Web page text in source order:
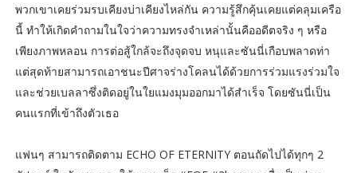
พวกเขาเคยร่วมรบเคียงบ่าเคียงไหล่กัน ความรู้สึกคุ้นเคยแต่คลุมเครือ
นี้ ทำให้เกิดคำถามในใจว่าความทรงจำเหล่านั้นคืออดีตจริง ๆ หรือ
เพียงภาพหลอน การต่อสู้ใกล้จะถึงจุดจบ หนุและซันนี่เกือบพลาดท่า
แต่สุดท้ายสามารถเอาชนะปีศาจร่างโคลนได้ด้วยการร่วมแรงร่วมใจ
และช่วยเบลลาซึ่งติดอยู่ในใยแมงมุมออกมาได้สำเร็จ โดยซันนี่เป็น
คนแรกที่เข้าถึงตัวเธอ
แฟนๆ สามารถติดตาม ECHO OF ETERNITY ตอนถัดไปได้ทุกๆ 2